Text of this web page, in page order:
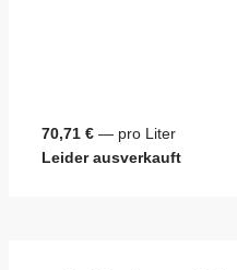
70,71 € — pro Liter
Leider ausverkauft